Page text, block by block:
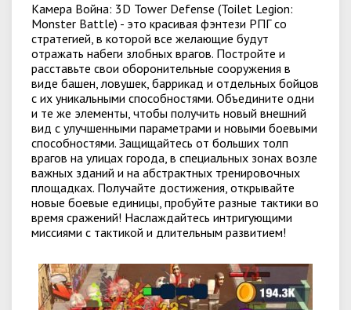
Камера Война: 3D Tower Defense (Toilet Legion:
Monster Battle) - это красивая фэнтези РПГ со
стратегией, в которой все желающие будут
отражать набеги злобных врагов. Постройте и
расставьте свои оборонительные сооружения в
виде башен, ловушек, баррикад и отдельных бойцов
с их уникальными способностями. Объедините одни
и те же элементы, чтобы получить новый внешний
вид с улучшенными параметрами и новыми боевыми
способностями. Защищайтесь от больших толп
врагов на улицах города, в специальных зонах возле
важных зданий и на абстрактных тренировочных
площадках. Получайте достижения, открывайте
новые боевые единицы, пробуйте разные тактики во
время сражений! Наслаждайтесь интригующими
миссиями с тактикой и длительным развитием!